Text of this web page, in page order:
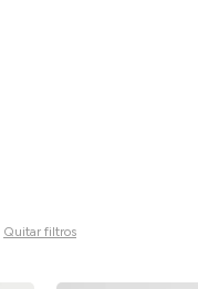
Quitar filtros